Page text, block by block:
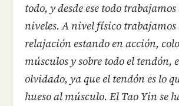
todo, y desde ese todo
niveles. A nivel físico trabajamos
relajación estando en acción,
músculos y sobre todo el tendón,
olvidado, ya que el tendón es lo
hueso al músculo. El Tao Yin se